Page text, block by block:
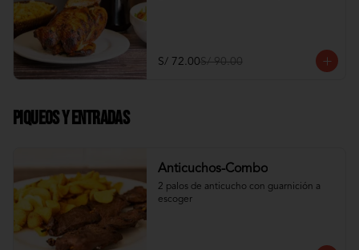
S/ 72.00S/ 90.00
Piqueos y Entradas
Anticuchos-Combo
2 palos de anticucho con guarnición a
escoger